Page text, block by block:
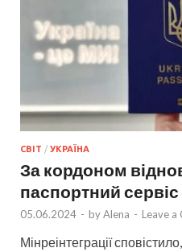
СВІТ / УКРАЇНА
За кордоном
паспортний
05.06.2024 - byAlena - Leave a
Мінреінтеграції